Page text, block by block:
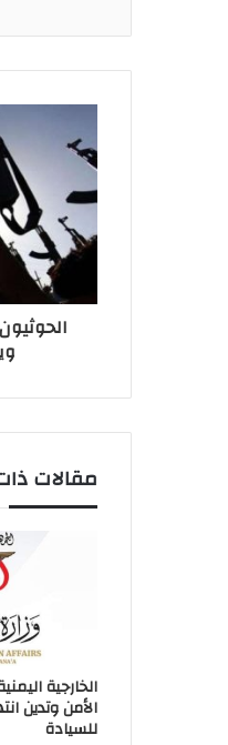
مقالات
الخارجية
الأمن وتدين
للسيادة